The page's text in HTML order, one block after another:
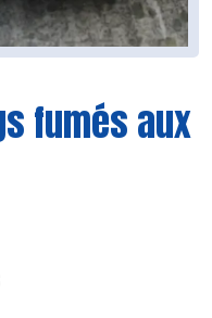
fumés aux